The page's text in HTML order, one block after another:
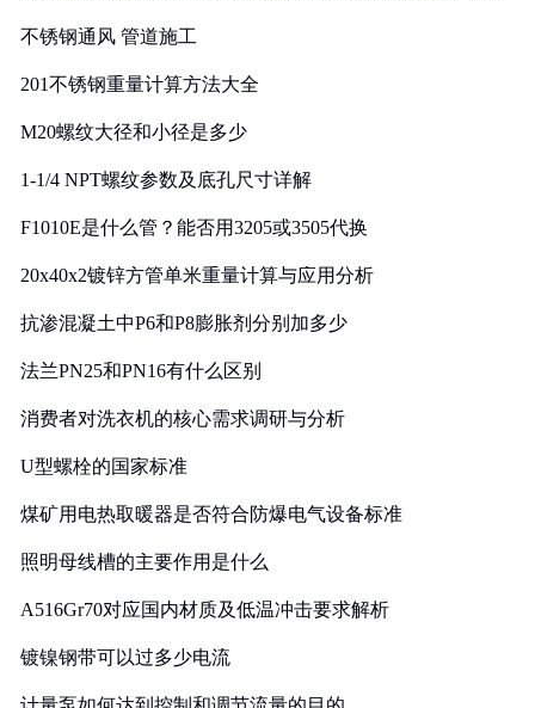
不锈钢通风 管道施工
201不锈钢重量计算方法大全
M20螺纹大径和小径是多少
1-1/4 NPT螺纹参数及底孔尺寸详解
F1010E是什么管？能否用3205或3505代换
20x40x2镀锌方管单米重量计算与应用分析
抗渗混凝土中P6和P8膨胀剂分别加多少
法兰PN25和PN16有什么区别
消费者对洗衣机的核心需求调研与分析
U型螺栓的国家标准
煤矿用电热取暖器是否符合防爆电气设备标准
照明母线槽的主要作用是什么
A516Gr70对应国内材质及低温冲击要求解析
镀镍钢带可以过多少电流